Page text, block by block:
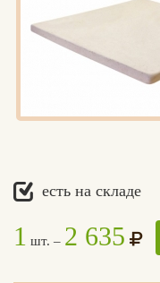
есть на складе
1 шт. – 2 635